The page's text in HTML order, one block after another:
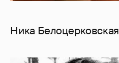
Ника Белоцерковская